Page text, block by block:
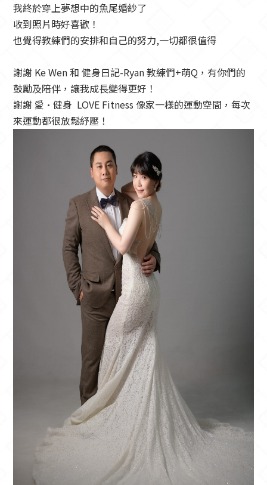
我終於穿上夢想中的魚尾婚紗了
收到照片時好喜歡！
也覺得教練們的安排和自己的努力,一切都很值得
謝謝 Ke Wen 和 健身日記-Ryan 教練們+萌Q，有你們的
鼓勵及陪伴，讓我成長變得更好！
謝謝 愛·健身 LOVE Fitness 像家一樣的運動空間，每次
來運動都很放鬆紓壓！